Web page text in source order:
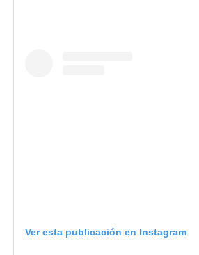
Ver esta publicación en Instagram